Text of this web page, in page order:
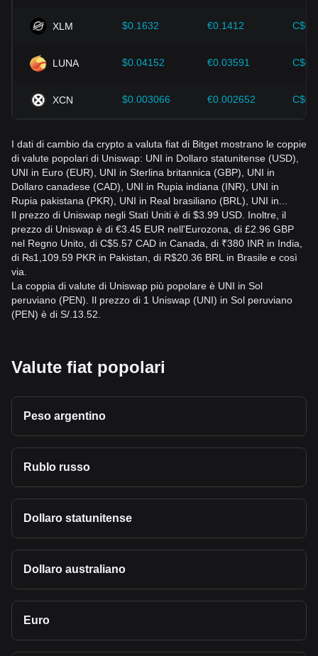
XLM $0.1632 €0.1412
LUNA $0.04152 €0.03591
XCN $0.003066 €0.002652
I dati di cambio da crypto a valuta fiat di Bitget mostrano le coppie
di valute popolari di Uniswap: UNI in Dollaro statunitense (USD),
UNI in Euro (EUR), UNI in Sterlina britannica (GBP), UNI in
Dollaro canadese (CAD), UNI in Rupia indiana (INR), UNI in
Rupia pakistana (PKR), UNI in Real brasiliano (BRL), UNI in...
Il prezzo di Uniswap negli Stati Uniti è di $3.99 USD. Inoltre, il
prezzo di Uniswap è di €3.45 EUR nell'Eurozona, di £2.96 GBP
nel Regno Unito, di C$5.57 CAD in Canada, di ₹380 INR in India,
di ₨1,109.59 PKR in Pakistan, di R$20.36 BRL in Brasile e così
via.
La coppia di valute di Uniswap più popolare è UNI in Sol
peruviano (PEN). Il prezzo di 1 Uniswap (UNI) in Sol peruviano
(PEN) è di S/.13.52.
Valute fiat popolari
Peso argentino
Rublo russo
Dollaro statunitense
Dollaro australiano
Euro